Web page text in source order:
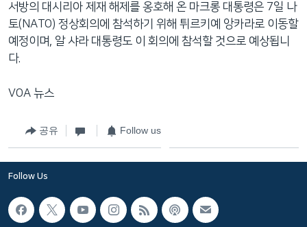
서방의 대시리아 제재 해제를 옹호해 온 마크롱 대통령은 7일 나
토(NATO) 정상회의에 참석하기 위해 튀르키예 앙카라로 이동할
예정이며, 알 샤라 대통령도 이 회의에 참석할 것으로 예상됩니
다.
VOA 뉴스
공유 Follow us
Follow Us